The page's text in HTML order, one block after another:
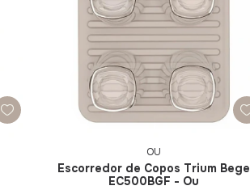
OU
Escorredor de Copos Trium Bege
EC500BGF - Ou